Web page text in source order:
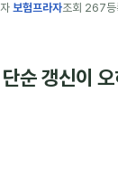
보험프라자조회 267
순 갱신이